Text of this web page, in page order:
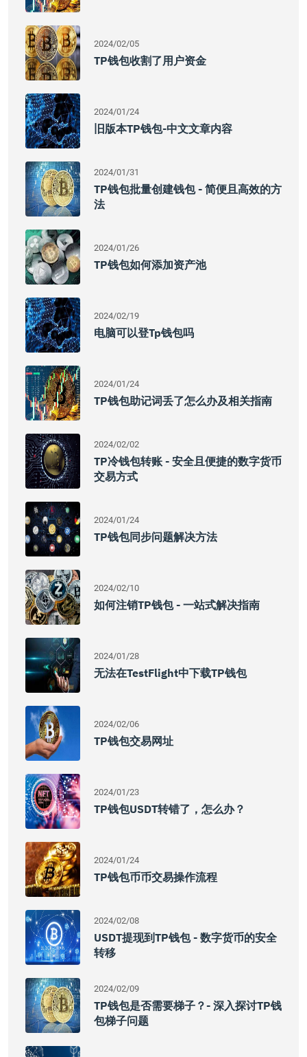
2024/02/05
TP钱包收割了用户资金
2024/01/24
旧版本TP钱包-中文文章内容
2024/01/31
TP钱包批量创建钱包 - 简便且高效的方
法
2024/01/26
TP钱包如何添加资产池
2024/02/19
电脑可以登tp钱包吗
2024/01/24
TP钱包助记词丢了怎么办及相关指南
2024/02/02
TP冷钱包转账 - 安全且便捷的数字货币
交易方式
2024/01/24
TP钱包同步问题解决方法
2024/02/10
如何注销TP钱包 - 一站式解决指南
2024/01/28
无法在TestFlight中下载TP钱包
2024/02/06
TP钱包交易网址
2024/01/23
TP钱包USDT转错了，怎么办？
2024/01/24
TP钱包币币交易操作流程
2024/02/08
USDT提现到TP钱包 - 数字货币的安全
转移
2024/02/09
TP钱包是否需要梯子？- 深入探讨TP钱
包梯子问题